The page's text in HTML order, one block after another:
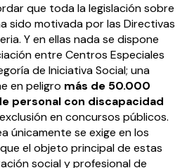
que toda la legislación sobre
sido motivada por las Directivas
Y en ellas nada se dispone
entre Centros Especiales
de Iniciativa Social; una
en peligro más de 50.000
personal con discapacidad
en concursos públicos.
únicamente se exige en los
el objeto principal de estas
social y profesional de